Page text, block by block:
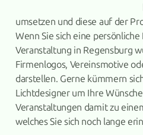
umsetzen und diese auf der
Wenn Sie sich eine
Veranstaltung in Regensburg
Firmenlogos, Vereinsmotive
darstellen. Gerne kümmern
Lichtdesigner um Ihre
Veranstaltungen damit zu
welches Sie sich noch lange